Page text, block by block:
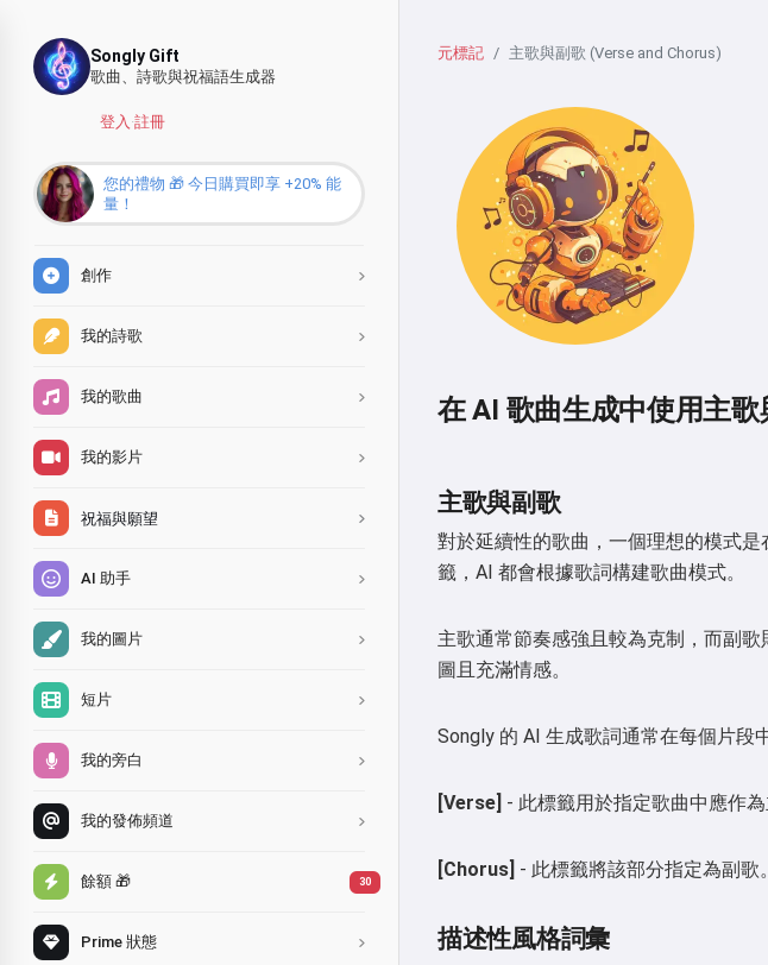
Songly Gift
歌曲、詩歌與祝福語生成器
登入 ·註冊
您的禮物 🎁 今日購買即享 +20% 能
量！
創作
我的詩歌
我的歌曲
我的影片
祝福與願望
AI 助手
我的圖片
短片
我的旁白
我的發佈頻道
餘額 🎁 30
Prime 狀態
元標記 主歌與副歌 (Verse and Chorus)
在 AI 歌曲生成中使用主
主歌與副歌
對於延續性的歌曲，一個理想的模式
籤，AI 都會根據歌詞構建歌曲模式。
主歌通常節奏感強且較為克制，而副
圖且充滿情感。
Songly 的 AI 生成歌詞通常在每個片段
[Verse] - 此標籤用於指定歌曲中應作
[Chorus] - 此標籤將該部分指定為副歌
描述性風格詞彙